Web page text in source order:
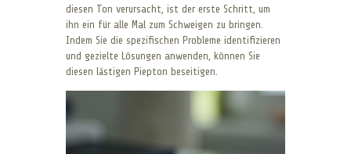
diesen Ton verursacht, ist der erste Schritt, um
ihn ein für alle Mal zum Schweigen zu bringen.
Indem Sie die spezifischen Probleme identifizieren
und gezielte Lösungen anwenden, können Sie
diesen lästigen Piepton beseitigen.